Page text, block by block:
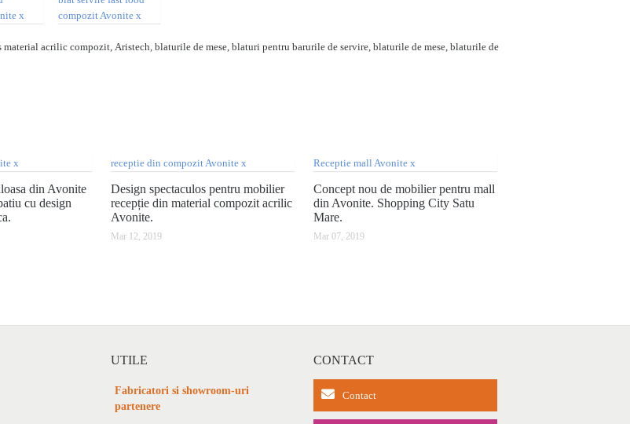
acrilic compozit, Aristech, blaturile de mese, blaturi pentru barurile de servire, blaturile de mese, blaturile de
din Avonite
cu design
Design spectaculos pentru mobilier
recepție din material compozit acrilic
Avonite.
Mar 12, 2019
Concept nou de mobilier pentru mall
din Avonite. Shopping City Satu
Mare.
Mar 07, 2019
UTILE
Fabricatori si showroom-uri
partenere
CONTACT
Contact